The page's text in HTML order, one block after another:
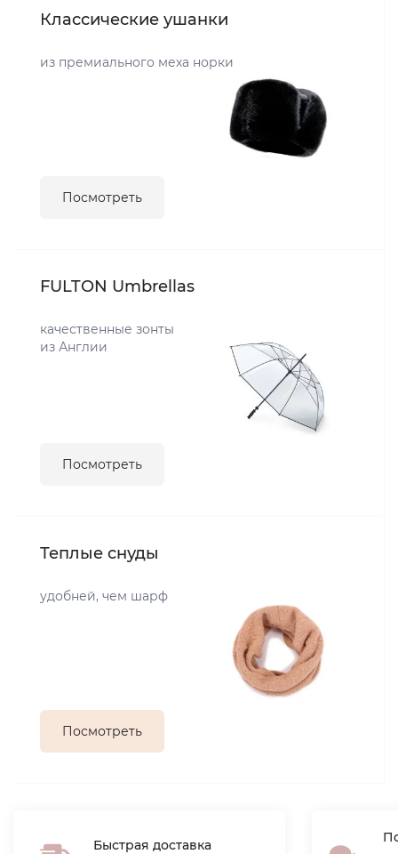
Классические ушанки
из премиального меха норки
Посмотреть
FULTON Umbrellas
качественные зонты
из Англии
Посмотреть
Теплые снуды
удобней, чем шарф
Посмотреть
Быстрая доставка